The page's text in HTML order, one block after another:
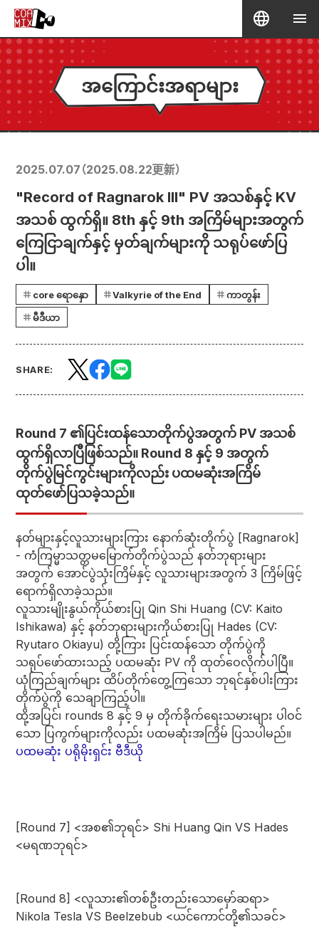
အကြောင်းအရာများ
2025.07.07 （2025.08.22更新）
"Record of Ragnarok III" PV အသစ်နှင့် KV
အသစ် ထွက်ရှိ။ 8th နှင့် 9th အကြိမ်များအတွက်
ကြေငြာချက်နှင့် မှတ်ချက်များကို သရုပ်ဖော်ပြ
ပါ။
core ရောနှော Valkyrie of the End
ကာတွန်း
မီဒီယာ
SHARE:
Round 7 ၏ပြင်းထန်သောတိုက်ပွဲအတွက် PV အသစ်
ထွက်ရှိလာပြီဖြစ်သည်။ Round 8 နှင့် 9 အတွက်
တိုက်ပွဲမြင်ကွင်းများကိုလည်း ပထမဆုံးအကြိမ်
ထုတ်ဖော်ပြသခဲ့သည်။
နတ်များနှင့်လူသားများကြား နောက်ဆုံးတိုက်ပွဲ [Ragnarok]
- ကံကြမ္မာသတ္တမမြောက်တိုက်ပွဲသည် နတ်ဘုရားများ
အတွက် အောင်ပွဲသုံးကြိမ်နှင့် လူသားများအတွက် 3 ကြိမ်ဖြင့်
ရောက်ရှိလာခဲ့သည်။
လူသားမျိုးနွယ်ကိုယ်စားပြု Qin Shi Huang (CV: Kaito
Ishikawa) နှင့် နတ်ဘုရားများကိုယ်စားပြု Hades (CV:
Ryutaro Okiayu) တို့ကြား ပြင်းထန်သော တိုက်ပွဲကို
သရုပ်ဖော်ထားသည့် ပထမဆုံး PV ကို ထုတ်ဝေလိုက်ပါပြီ။
ယုံကြည်ချက်များ ထိပ်တိုက်တွေ့ကြသော ဘုရင်နှစ်ပါးကြား
တိုက်ပွဲကို သေချာကြည့်ပါ။
ထို့အပြင်၊ rounds 8 နှင့် 9 မှ တိုက်ခိုက်ရေးသမားများ ပါဝင်
သော ပြကွက်များကိုလည်း ပထမဆုံးအကြိမ် ပြသပါမည်။
ပထမဆုံး ပရိုမိုးရှင်း ဗီဒီယို
[Round 7] <အစ၏ဘုရင်> Shi Huang Qin VS Hades
<မရဏဘုရင်>
[Round 8] <လူသား၏တစ်ဦးတည်းသောမှော်ဆရာ>
Nikola Tesla VS Beelzebub <ယင်ကောင်တို့၏သခင်>